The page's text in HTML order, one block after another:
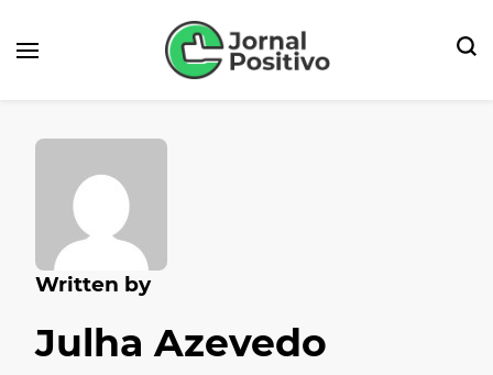
Written by
Julha Azevedo